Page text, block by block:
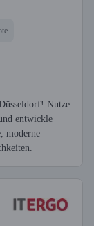
Nutze
entwickle
moderne